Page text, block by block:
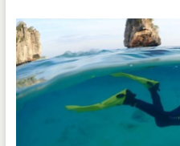
น้ำ
แล้ว
ของ
ตก
ที่